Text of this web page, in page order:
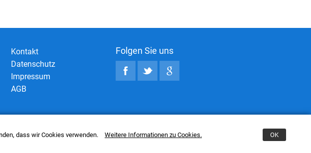
dass wir Cookies verwenden. Weitere Informationen zu Cookies. OK
Kontakt
Datenschutz
Impressum
AGB
Folgen Sie uns